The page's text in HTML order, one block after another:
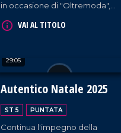
in occasione di "Oltremoda",
ospiti di prestigio.
VAI AL TITOLO
29:05
Autentico Natale 2025
ST 5 PUNTATA
Continua l'impegno della